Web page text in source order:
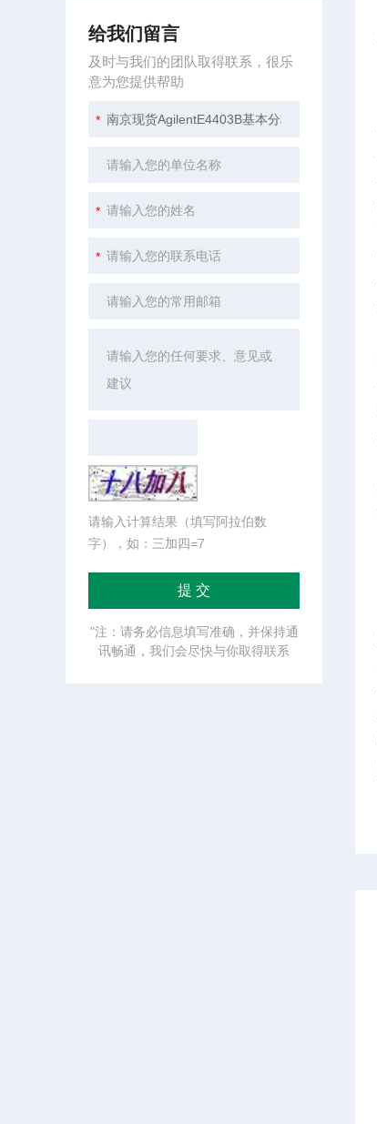
给我们留言
及时与我们的团队取得联系，很乐
意为您提供帮助
请输入计算结果（填写阿拉伯数
字），如：三加四=7
"注：请务必信息填写准确，并保持通
讯畅通，我们会尽快与你取得联系